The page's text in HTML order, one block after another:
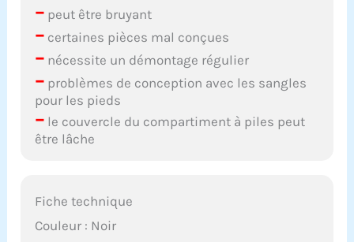
– peut être bruyant
– certaines pièces mal conçues
– nécessite un démontage régulier
– problèmes de conception avec les sangles
pour les pieds
– le couvercle du compartiment à piles peut
être lâche
Fiche technique
Couleur : Noir